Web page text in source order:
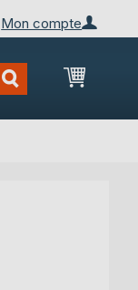
Mon compte
Mon